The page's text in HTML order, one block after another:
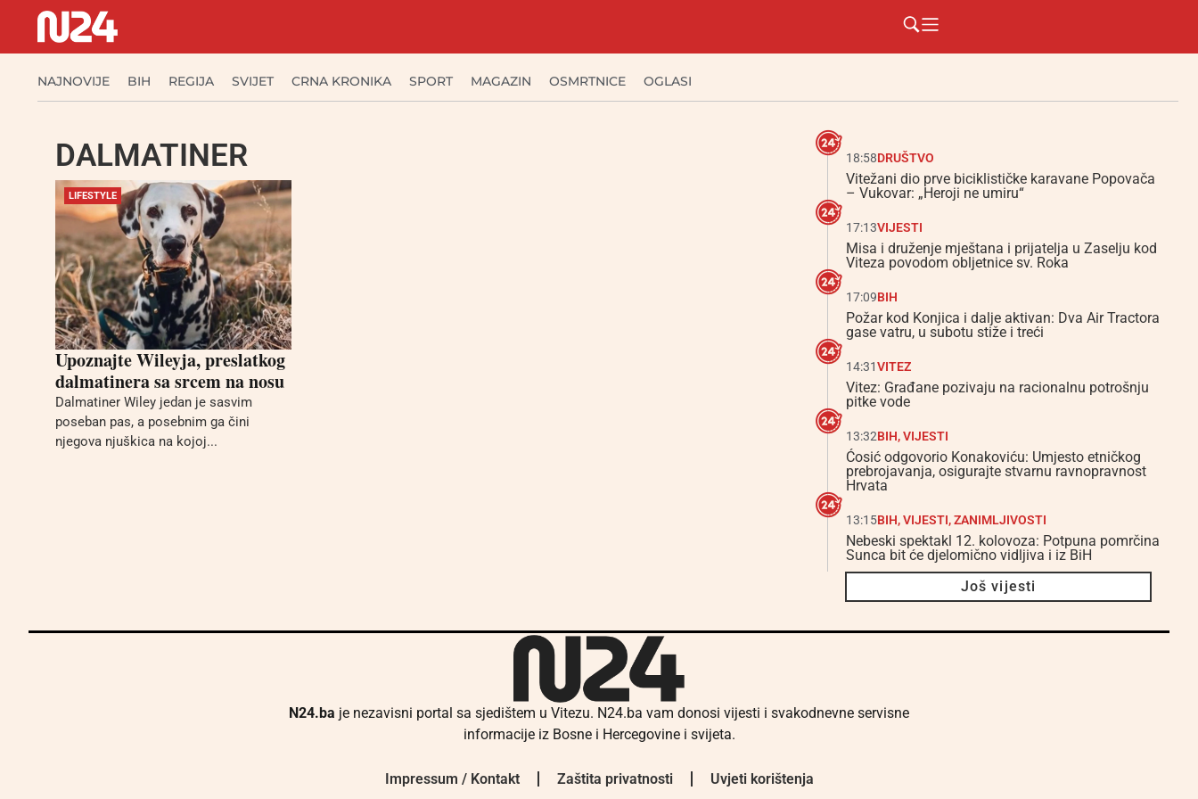
NAJNOVIJE BIH REGIJA SVIJET CRNA KRONIKA SPORT MAGAZIN OSMRTNICE OGLASI
DALMATINER
LIFESTYLE
Upoznajte Wileyja, preslatkog
dalmatinera sa srcem na nosu
Dalmatiner Wiley jedan je sasvim
poseban pas, a posebnim ga čini
njegova njuškica na kojoj...
18:58DRUŠTVO
Vitežani dio prve biciklističke karavane Popovača
– Vukovar: „Heroji ne umiru“
17:13VIJESTI
Misa i druženje mještana i prijatelja u Zaselju kod
Viteza povodom obljetnice sv. Roka
17:09BIH
Požar kod Konjica i dalje aktivan: Dva Air Tractora
gase vatru, u subotu stiže i treći
14:31VITEZ
Vitez: Građane pozivaju na racionalnu potrošnju
pitke vode
13:32BIH,VIJESTI
Ćosić odgovorio Konakoviću: Umjesto etničkog
prebrojavanja, osigurajte stvarnu ravnopravnost
Hrvata
13:15BIH,VIJESTI,ZANIMLJIVOSTI
Nebeski spektakl 12. kolovoza: Potpuna pomrčina
Sunca bit će djelomično vidljiva i iz BiH
Još vijesti
N24.ba je nezavisni portal sa sjedištem u Vitezu. N24.ba vam donosi vijesti i svakodnevne servisne
informacije iz Bosne i Hercegovine i svijeta.
Impressum / Kontakt Zaštita privatnosti Uvjeti korištenja